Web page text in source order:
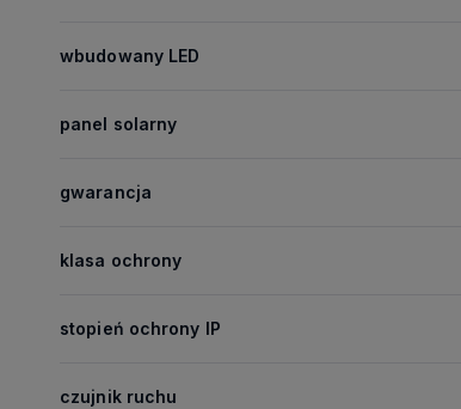
wbudowany LED
panel solarny
gwarancja
klasa ochrony
stopień ochrony IP
czujnik ruchu